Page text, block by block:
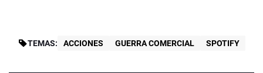
TEMAS: ACCIONES GUERRA COMERCIAL SPOTIFY